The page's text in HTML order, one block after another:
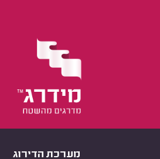
מערכת הדירוג